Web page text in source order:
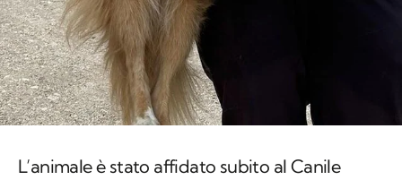
L’animale è stato affidato subito al Canile